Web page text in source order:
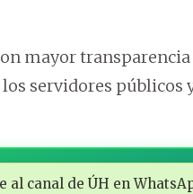
mayor
servidores públicos
al canal de ÚH en